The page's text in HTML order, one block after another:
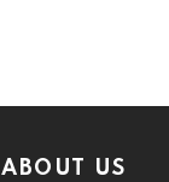
ABOUT US